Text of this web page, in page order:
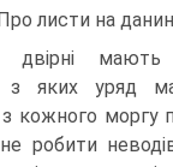
листи на
двірні
з яких уряд
з кожного моргу
робити